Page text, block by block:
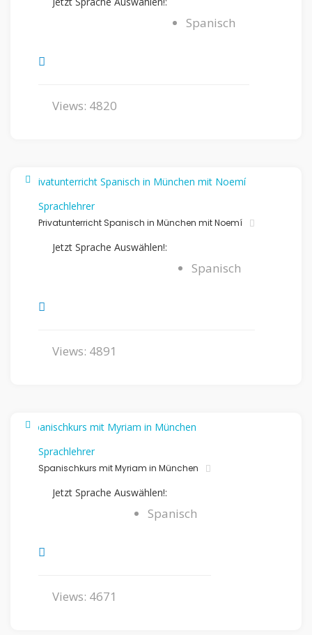
Spanisch
Views: 4820
Sprachlehrer
Privatunterricht Spanisch in München mit Noemí
Jetzt Sprache Auswählen!:
Spanisch
Views: 4891
Sprachlehrer
Spanischkurs mit Myriam in München
Jetzt Sprache Auswählen!:
Spanisch
Views: 4671